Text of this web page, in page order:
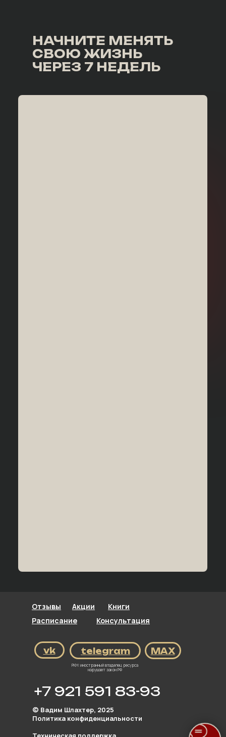
НАЧНИТЕ МЕНЯТЬ
СВОЮ ЖИЗНЬ
ЧЕРЕЗ 7 НЕДЕЛЬ
vk МАХ
+7 921 591 83-93
telegram
Расписание Консультация
Отзывы Акции Книги
© Вадим Шлахтер, 2025
Политика конфиденциальности
РКН: иностранный владелец ресурса
нарушает закон РФ